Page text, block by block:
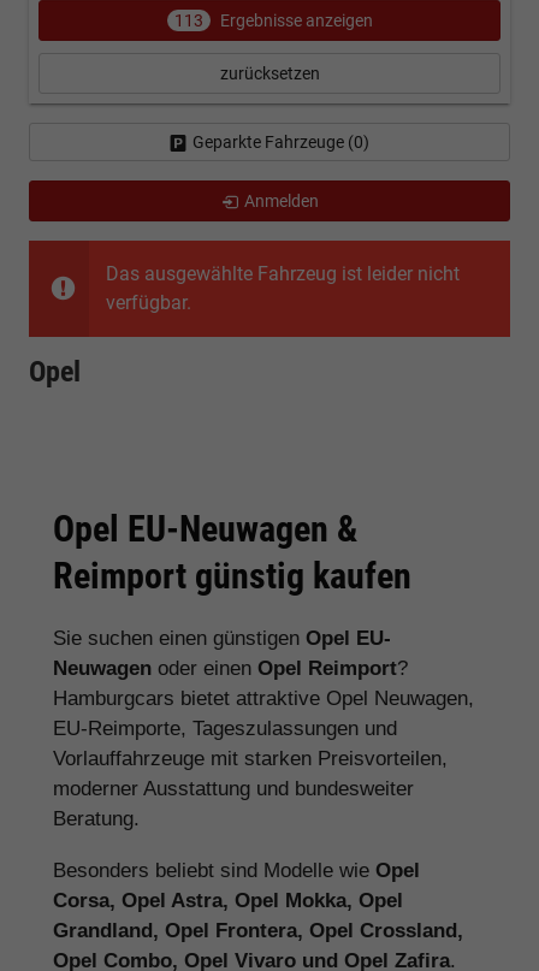
Das ausgewählte Fahrzeug ist leider nicht
verfügbar.
Opel
Opel EU-Neuwagen &
Reimport günstig kaufen
Sie suchen einen günstigen Opel EU-
Neuwagen oder einen Opel Reimport?
Hamburgcars bietet attraktive Opel Neuwagen,
EU-Reimporte, Tageszulassungen und
Vorlauffahrzeuge mit starken Preisvorteilen,
moderner Ausstattung und bundesweiter
Beratung.
Besonders beliebt sind Modelle wie Opel
Corsa, Opel Astra, Opel Mokka, Opel
Grandland, Opel Frontera, Opel Crossland,
Opel Combo, Opel Vivaro und Opel Zafira.
113 Ergebnisse anzeigen
zurücksetzen
Geparkte Fahrzeuge (0)
Anmelden